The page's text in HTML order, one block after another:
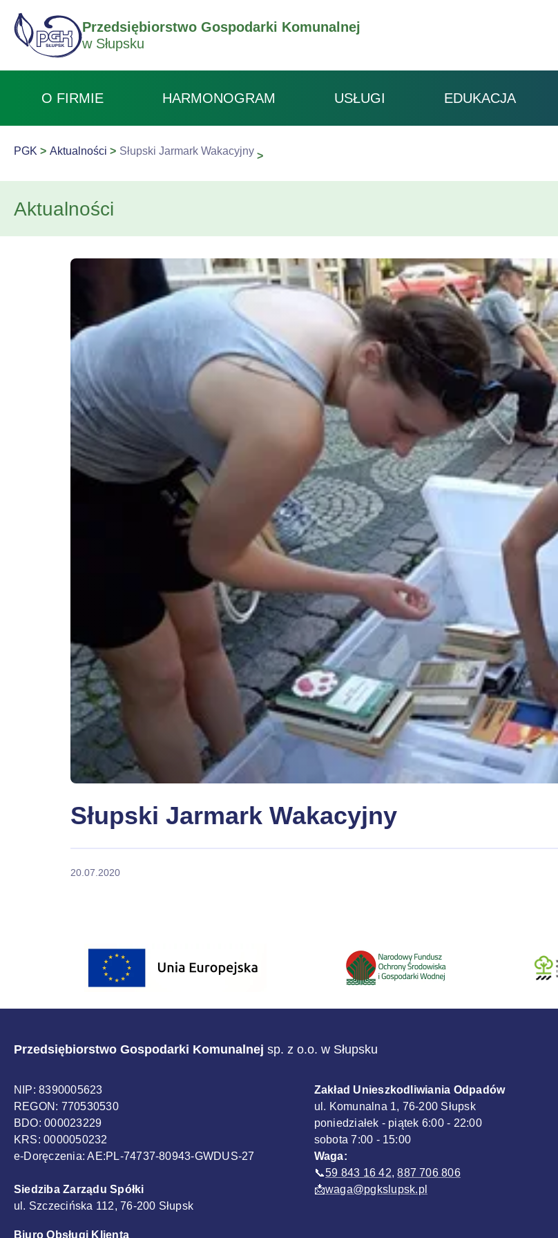
Przedsiębiorstwo Gospodarki Komunalnej
w Słupsku
O FIRMIE HARMONOGRAM USŁUGI EDUKACJA
PGK Aktualności Słupski Jarmark Wakacyjny
Aktualności
Słupski Jarmark Wakacyjny
20.07.2020
Przedsiębiorstwo Gospodarki Komunalnej sp. z o.o. w Słupsku
NIP: 8390005623
REGON: 770530530
BDO: 000023229
KRS: 0000050232
e-Doręczenia: AE:PL-74737-80943-GWDUS-27
Siedziba Zarządu Spółki
ul. Szczecińska 112, 76-200 Słupsk
Biuro Obsługi Klienta
Zakład Unieszkodliwiania Odpadów
ul. Komunalna 1, 76-200 Słupsk
poniedziałek - piątek 6:00 - 22:00
sobota 7:00 - 15:00
Waga:
📞59 843 16 42,887 706 806
📩waga@pgkslupsk.pl
Sponsorzy